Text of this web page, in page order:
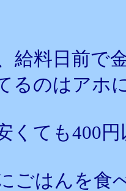
給料日前で
るのはアホ
くても400
ごはんを食